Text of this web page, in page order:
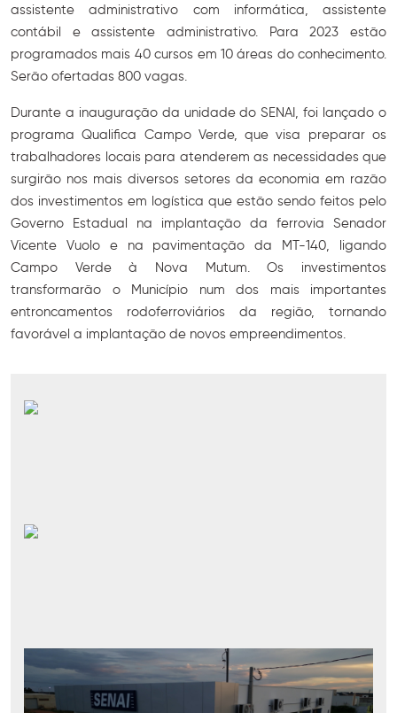
assistente administrativo com informática, assistente
contábil e assistente administrativo. Para 2023 estão
programados mais 40 cursos em 10 áreas do conhecimento.
Serão ofertadas 800 vagas.
Durante a inauguração da unidade do SENAI, foi lançado o
programa Qualifica Campo Verde, que visa preparar os
trabalhadores locais para atenderem as necessidades que
surgirão nos mais diversos setores da economia em razão
dos investimentos em logística que estão sendo feitos pelo
Governo Estadual na implantação da ferrovia Senador
Vicente Vuolo e na pavimentação da MT-140, ligando
Campo Verde à Nova Mutum. Os investimentos
transformarão o Município num dos mais importantes
entroncamentos rodoferroviários da região, tornando
favorável a implantação de novos empreendimentos.